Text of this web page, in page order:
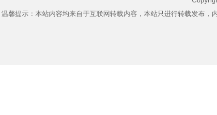
温馨提示：本站内容均来自于互联网转载内容，本站只进行转载发布